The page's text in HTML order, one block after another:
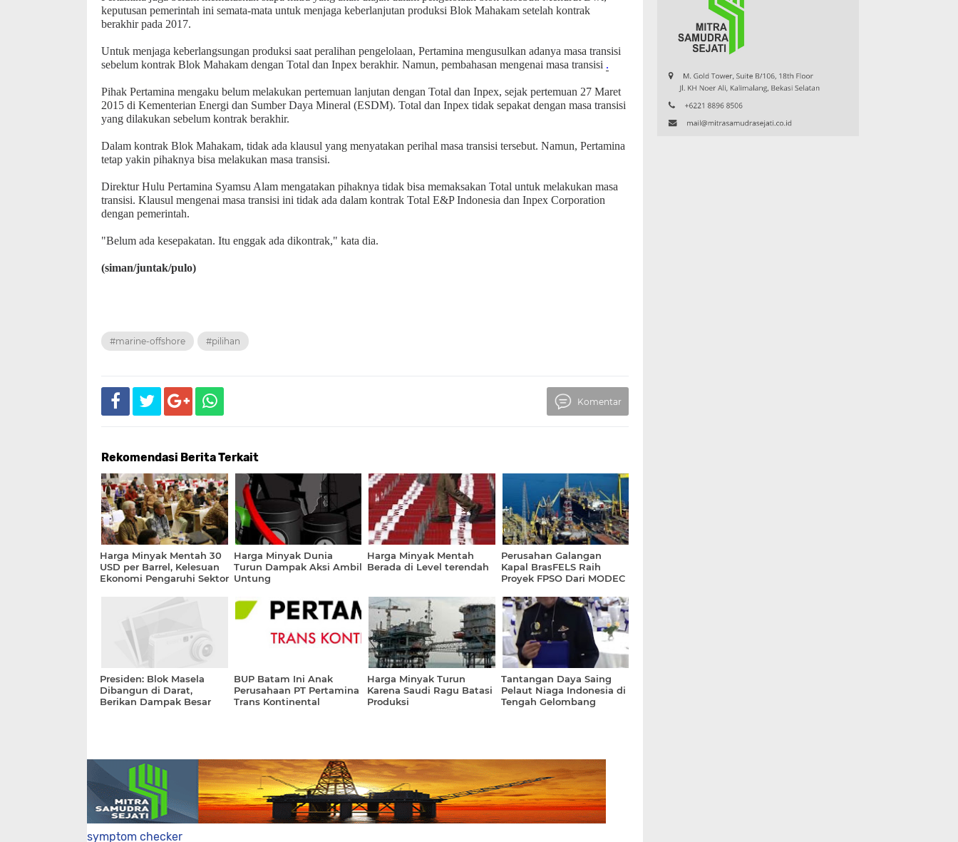
keputusan pemerintah ini semata-mata untuk menjaga keberlanjutan produksi Blok Mahakam setelah kontrak
berakhir pada 2017.
Untuk menjaga keberlangsungan produksi saat peralihan pengelolaan, Pertamina mengusulkan adanya masa transisi
sebelum kontrak Blok Mahakam dengan Total dan Inpex berakhir. Namun, pembahasan mengenai masa transisi .
Pihak Pertamina mengaku belum melakukan pertemuan lanjutan dengan Total dan Inpex, sejak pertemuan 27 Maret
2015 di Kementerian Energi dan Sumber Daya Mineral (ESDM). Total dan Inpex tidak sepakat dengan masa transisi
yang dilakukan sebelum kontrak berakhir.
Dalam kontrak Blok Mahakam, tidak ada klausul yang menyatakan perihal masa transisi tersebut. Namun, Pertamina
tetap yakin pihaknya bisa melakukan masa transisi.
Direktur Hulu Pertamina Syamsu Alam mengatakan pihaknya tidak bisa memaksakan Total untuk melakukan masa
transisi. Klausul mengenai masa transisi ini tidak ada dalam kontrak Total E&P Indonesia dan Inpex Corporation
dengan pemerintah.
"Belum ada kesepakatan. Itu enggak ada dikontrak," kata dia.
(siman/juntak/pulo)
#marine-offshore #pilihan
Komentar
Rekomendasi Berita Terkait
Harga Minyak Mentah 30
USD per Barrel, Kelesuan
Ekonomi Pengaruhi Sektor
Harga Minyak Dunia
Turun Dampak Aksi Ambil
Untung
Harga Minyak Mentah
Berada di Level terendah
Perusahan Galangan
Kapal BrasFELS Raih
Proyek FPSO Dari MODEC
Presiden: Blok Masela
Dibangun di Darat,
Berikan Dampak Besar
BUP Batam Ini Anak
Perusahaan PT Pertamina
Trans Kontinental
Harga Minyak Turun
Karena Saudi Ragu Batasi
Produksi
Tantangan Daya Saing
Pelaut Niaga Indonesia di
Tengah Gelombang
symptom checker